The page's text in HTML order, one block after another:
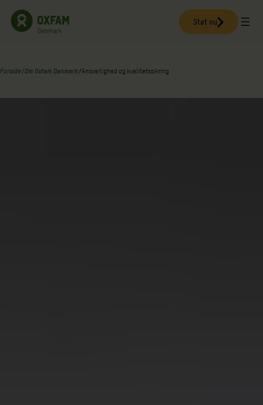
Spring
Støt nu
Forside/Om Oxfam Danmark/Ansvarlighed og kvalitetssikring